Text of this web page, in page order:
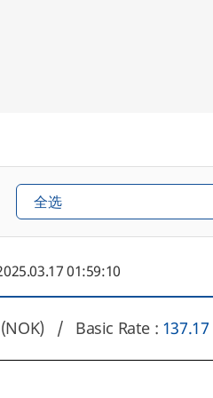
01:59:10
(NOK) / Basic Rate : 137.17